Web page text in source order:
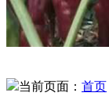
当前页面： 首页